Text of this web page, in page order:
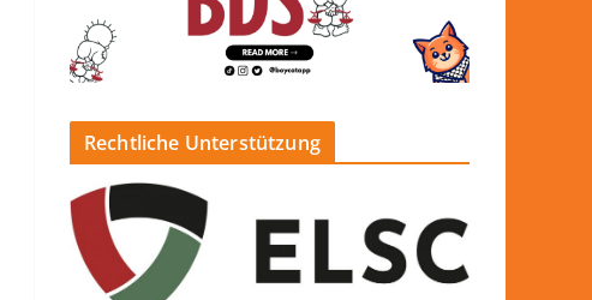
Rechtliche Unterstützung